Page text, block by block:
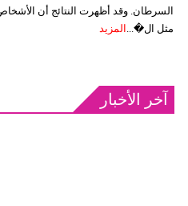
السرطان. وقد أظهرت النتائج أن
مثل ال�...
المزيد
آخر الأخبار